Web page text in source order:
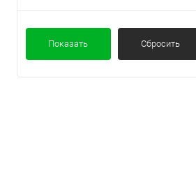
Матовый никель
Показать Сбросить